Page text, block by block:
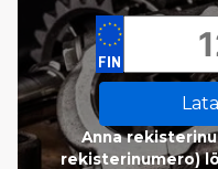
Anna
rekisterinumero)